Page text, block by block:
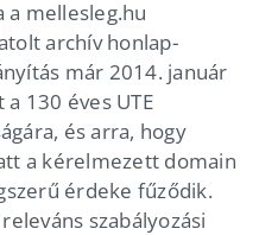
mellesleg.hu
archív honlap-
már 2014. január
130 éves UTE
és arra, hogy
a kérelmezett domain
érdeke fűződik.
szabályozási